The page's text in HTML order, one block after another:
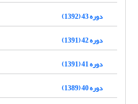
دوره 43 (1392)
دوره 42 (1391)
دوره 41 (1391)
دوره 40 (1389)